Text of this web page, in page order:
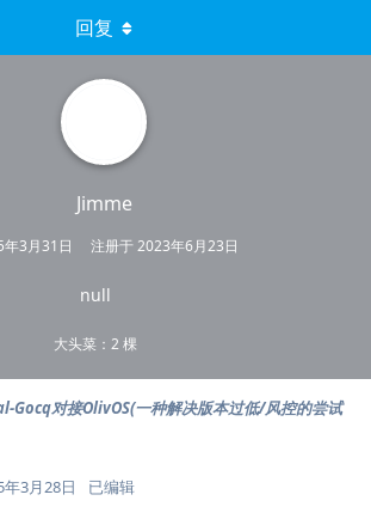
Jimme
3月31日 注册于2023年6月23日
null
大头菜：2 棵
回复
Gocq对接OlivOS(一种解决版本过低/风控的尝试
年3月28日 已编辑